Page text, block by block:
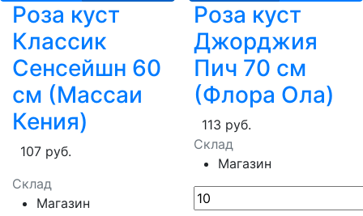
Роза куст
Классик
Сенсейшн 60
см (Массаи
Кения)
107 руб.
Склад
Магазин
Роза куст
Джорджия
Пич 70 см
(Флора Ола)
113 руб.
Склад
Магазин